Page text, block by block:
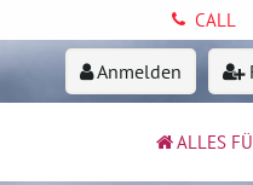
CALL
Anmelden
ALLES